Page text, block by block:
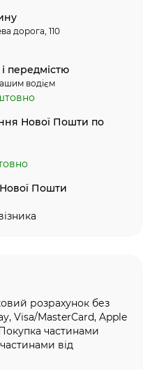
дорога, 110
передмістю
водієм
Нової Пошти по
Пошти
розрахунок без
Visa/MasterCard, Apple
частинами
від